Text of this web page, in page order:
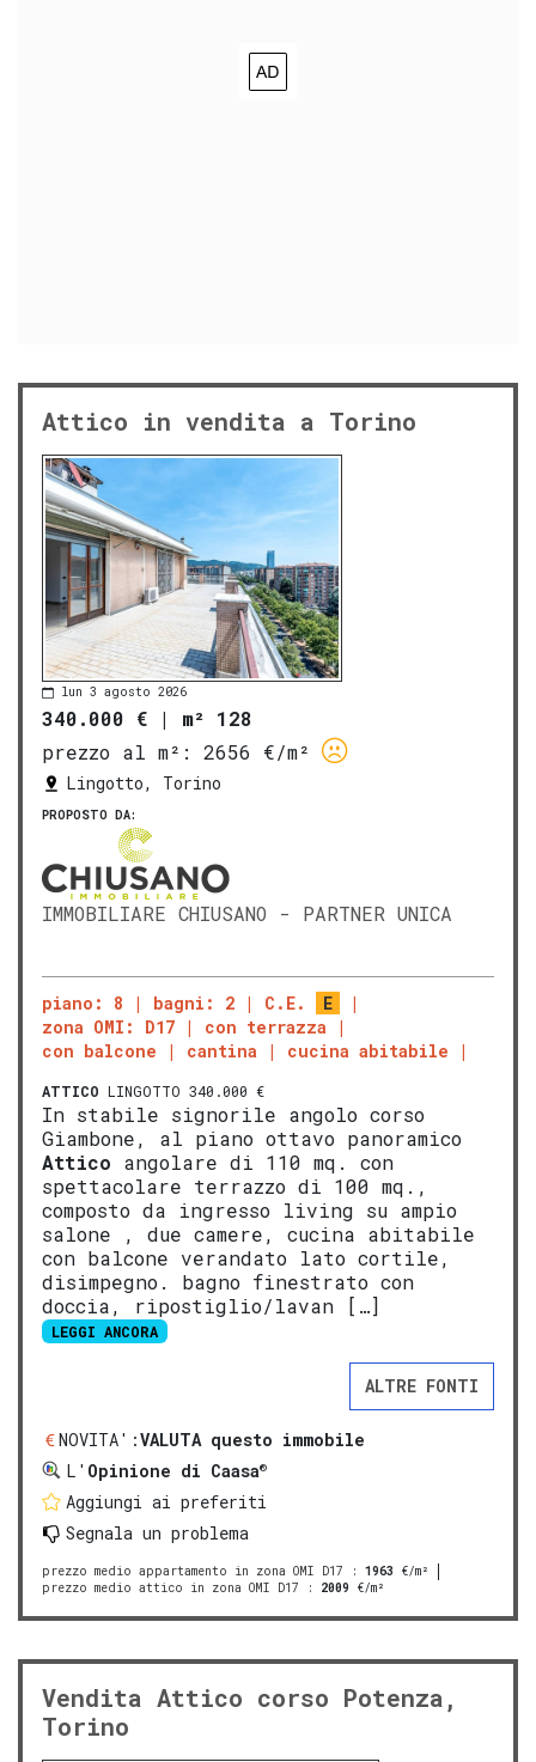
Attico in vendita a Torino
lun 3 agosto 2026
340.000 € | m² 128
prezzo al m²:
2656 €/m²
Lingotto, Torino
PROPOSTO DA:
IMMOBILIARE CHIUSANO - PARTNER UNICA
piano: 8 bagni: 2 C.E.
E
zona OMI: D17
con terrazza
con balcone
cantina cucina abitabile
ATTICO LINGOTTO 340.000 €
In stabile signorile angolo corso
Giambone, al piano ottavo panoramico
Attico angolare di 110 mq. con
spettacolare terrazzo di 100 mq.,
composto da ingresso living su ampio
salone , due camere, cucina abitabile
con balcone verandato lato cortile,
disimpegno. bagno finestrato con
doccia, ripostiglio/lavan […]
LEGGI ANCORA
ALTRE FONTI
NOVITA':VALUTA questo immobile
L' Opinione di Caasa®
Aggiungi ai preferiti
Segnala un problema
prezzo medio appartamento in zona OMI D17 : 1963 €/m²
prezzo medio attico in zona OMI D17 : 2009 €/m²
Vendita Attico corso Potenza,
Torino